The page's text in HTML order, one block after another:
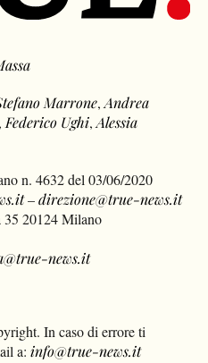
Marrone,Andrea
, Federico Ughi,Alessia
n. 4632 del 03/06/2020
–direzione@true-news.it
35 20124 Milano
news.it
In caso di errore ti
a: info@true-news.it